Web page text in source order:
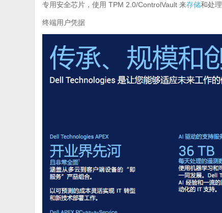
专用安全芯片，使用 TPM 2.0/ControlVault 来存储和处理
终端用户凭据